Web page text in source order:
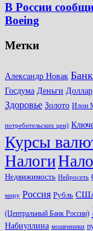
В России
Boeing
Метки
Александр Новак
Госдума Деньги Доллар
Здоровье Золото Илон
потребительских цен)
Курсы
Налоги
Недвижимость Нейросеть
миру Россия Рубль
(Центральный Банк России)
Набиуллина мошенники